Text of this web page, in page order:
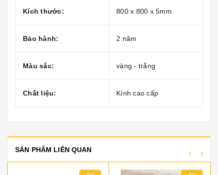
Kích thước: 800 x 800 x 5mm
Bảo hành: 2 năm
Màu sắc: vàng - trắng
Chất liệu: Kính cao cấp
SẢN PHẨM LIÊN QUAN